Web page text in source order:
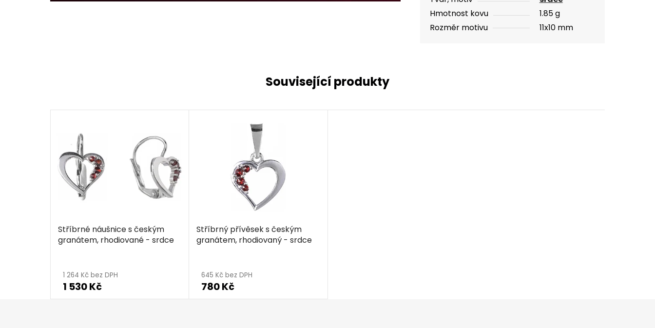
Hmotnost kovu
1.85 g
Rozměr motivu
11x10 mm
Související produkty
Stříbrné náušnice s českým
granátem, rhodiované - srdce
1 264 Kč bez DPH
1 530 Kč
Stříbrný přívěsek s českým
granátem, rhodiovaný - srdce
645 Kč bez DPH
780 Kč